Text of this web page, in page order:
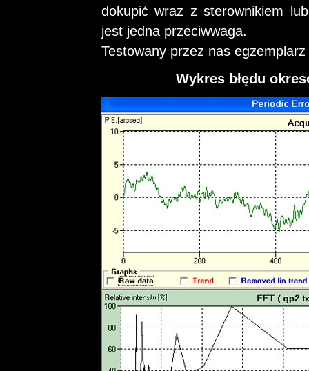
dokupić wraz z sterownikiem
jest jedna przeciwwaga.
Testowany przez nas
Wykres błędu